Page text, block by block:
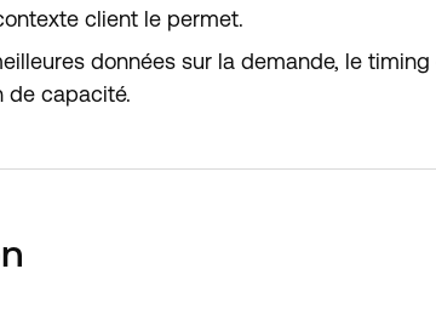
client le permet.
données sur la demande, le
de capacité.